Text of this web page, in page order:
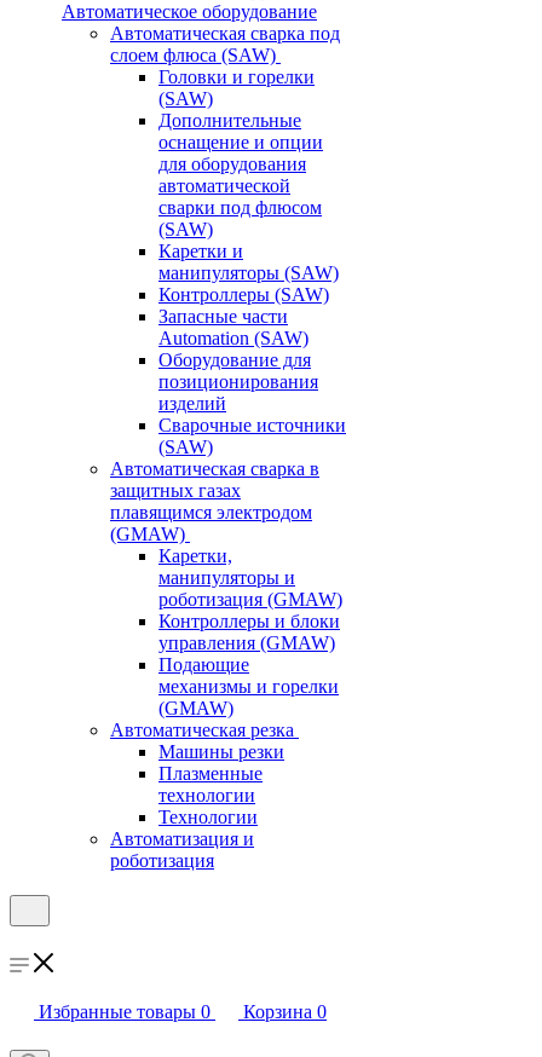
Автоматическое оборудование
Автоматическая сварка под
слоем флюса (SAW)
Головки и горелки
(SAW)
Дополнительные
оснащение и опции
для оборудования
автоматической
сварки под флюсом
(SAW)
Каретки и
манипуляторы (SAW)
Контроллеры (SAW)
Запасные части
Automation (SAW)
Оборудование для
позиционирования
изделий
Сварочные источники
(SAW)
Автоматическая сварка в
защитных газах
плавящимся электродом
(GMAW)
Каретки,
манипуляторы и
роботизация (GMAW)
Контроллеры и блоки
управления (GMAW)
Подающие
механизмы и горелки
(GMAW)
Автоматическая резка
Машины резки
Плазменные
технологии
Технологии
Автоматизация и
роботизация
Избранные товары 0 Корзина 0